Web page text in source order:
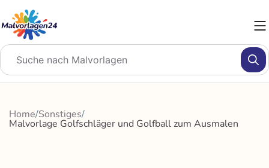
Inhalt
springen
Home/Sonstiges/
Malvorlage Golfschläger und Golfball zum Ausmalen